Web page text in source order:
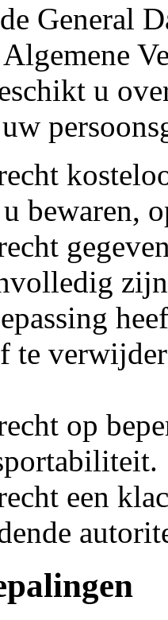
General
u
bewaren,
te
op
een